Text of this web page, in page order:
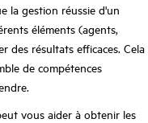
la gestion réussie d'un
éléments (agents,
des résultats efficaces. Cela
de compétences
vous aider à obtenir les